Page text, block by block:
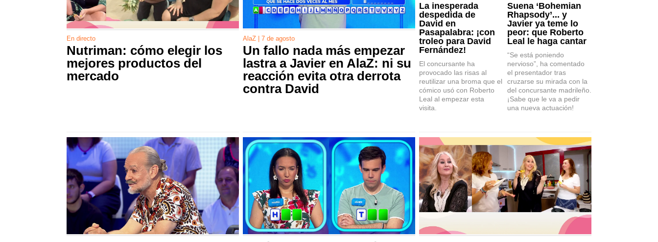
En directo
Nutriman: cómo elegir los
mejores productos del
mercado
AlaZ | 7 de agosto
Un fallo nada más empezar
lastra a Javier en AlaZ: ni su
reacción evita otra derrota
contra David
La inesperada
despedida de
David en
Pasapalabra: ¡con
troleo para David
Fernández!
El concursante ha
provocado las risas al
reutilizar una broma que el
cómico usó con Roberto
Leal al empezar esta
visita.
Suena ‘Bohemian
Rhapsody’... y
Javier ya teme lo
peor: que Roberto
Leal le haga cantar
“Se está poniendo
nervioso”, ha comentado
el presentador tras
cruzarse su mirada con la
del concursante madrileño.
¡Sabe que le va a pedir
una nueva actuación!